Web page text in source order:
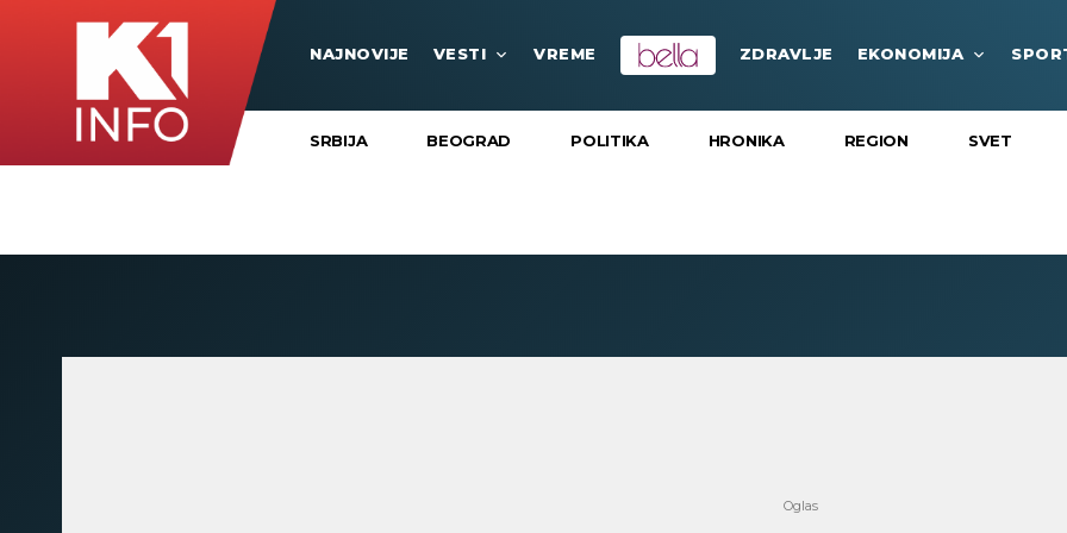
NAJNOVIJE VESTI VREME ZDRAVLJE EKONOMIJA
SRBIJA BEOGRAD POLITIKA HRONIKA REGION SVET